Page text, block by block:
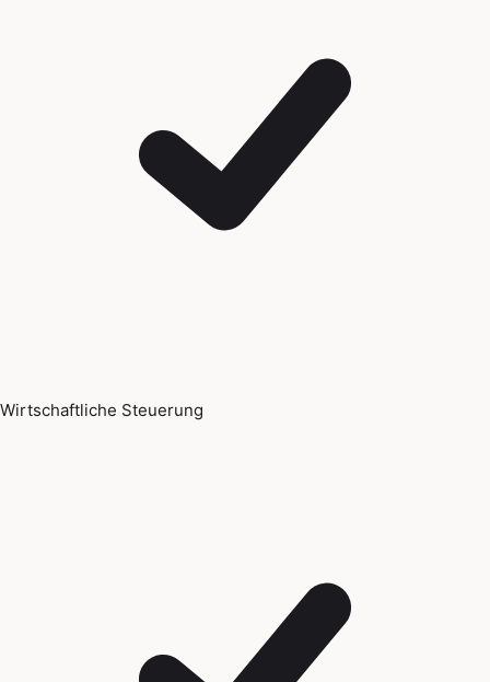
Wirtschaftliche Steuerung